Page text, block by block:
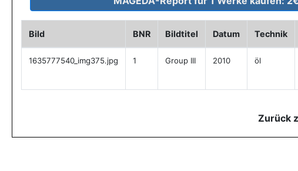
Bild BNR Bildtitel Datum Technik
1635777540_img375.jpg 1 Group III 2010 öl
Zurück